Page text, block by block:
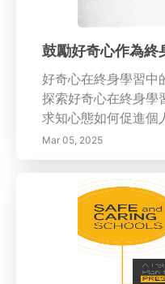
鼓勵好奇心作為終
好奇心在終身學習中
探索好奇心在終身學
求知心態如何促進個
並推動創新。學習在
好奇心的實用策略，
問和營造支持性環境
維、適應能力和關係
當今快速變化的數字
身技能，豐富知識獲
入我們，踏上這段旅
限機遇，享受連續
Mar 05, 2025